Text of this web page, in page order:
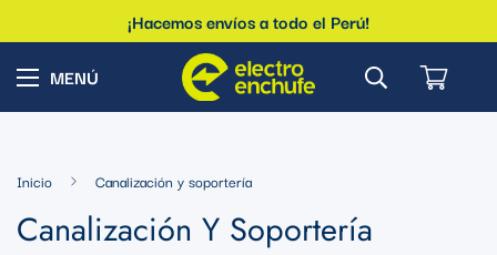
¡Hacemos envíos a todo el Perú!
Inicio Canalización y soportería
Canalización Y Soportería